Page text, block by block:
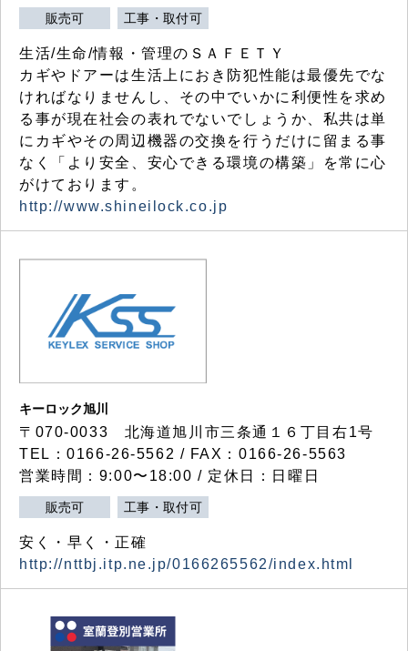
販売可 工事・取付可
生活/生命/情報・管理のＳＡＦＥＴＹ
カギやドアーは生活上におき防犯性能は最優先でな
ければなりませんし、その中でいかに利便性を求め
る事が現在社会の表れでないでしょうか、私共は単
にカギやその周辺機器の交換を行うだけに留まる事
なく「より安全、安心できる環境の構築」を常に心
がけております。
http://www.shineilock.co.jp
キーロック旭川
〒070-0033 北海道旭川市三条通１６丁目右1号
TEL：0166-26-5562 / FAX：0166-26-5563
営業時間：9:00〜18:00 / 定休日：日曜日
販売可 工事・取付可
安く・早く・正確
http://nttbj.itp.ne.jp/0166265562/index.html